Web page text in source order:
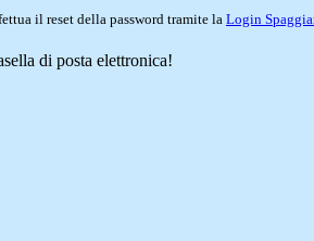
il reset della password tramite la Login
di posta elettronica!